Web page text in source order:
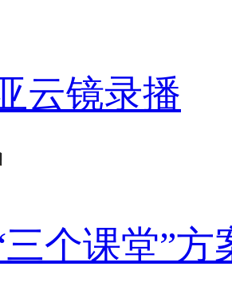
云镜录播
个课堂”方